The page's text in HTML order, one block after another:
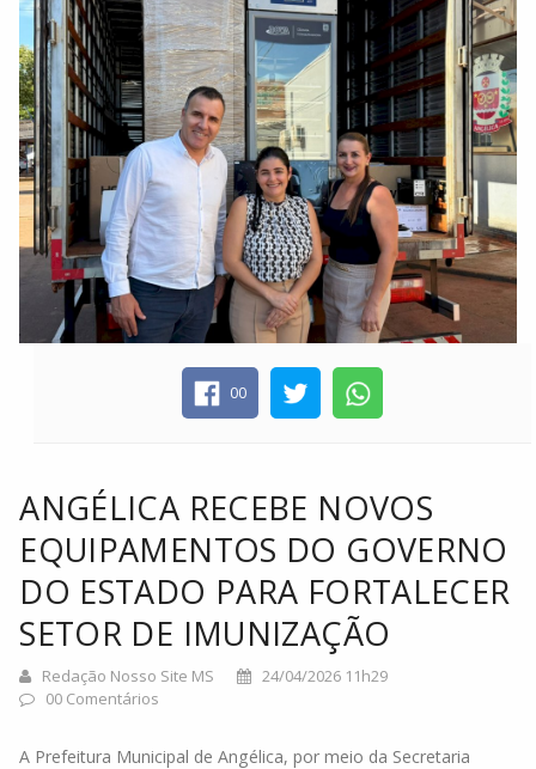
00
ANGÉLICA RECEBE NOVOS
EQUIPAMENTOS DO GOVERNO
DO ESTADO PARA FORTALECER
SETOR DE IMUNIZAÇÃO
Redação Nosso Site MS
24/04/2026 11h29
00 Comentários
A Prefeitura Municipal de Angélica, por meio da Secretaria